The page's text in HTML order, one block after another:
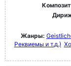
Жанры:
Реквиемы и т.д.)